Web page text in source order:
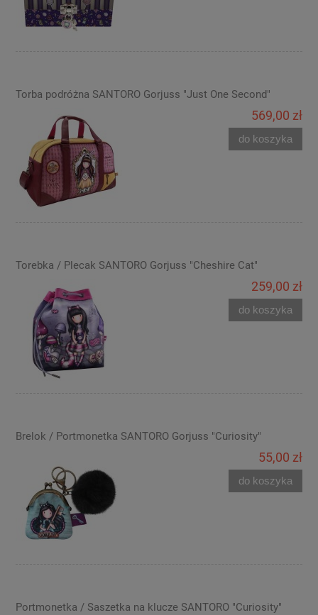
Torba podróżna SANTORO Gorjuss "Just One Second"
569,00 zł
do koszyka
Torebka / Plecak SANTORO Gorjuss "Cheshire Cat"
259,00 zł
do koszyka
Brelok / Portmonetka SANTORO Gorjuss "Curiosity"
55,00 zł
do koszyka
Portmonetka / Saszetka na klucze SANTORO "Curiosity"